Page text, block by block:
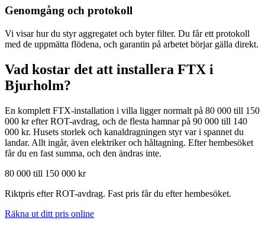
Genomgång och protokoll
Vi visar hur du styr aggregatet och byter filter. Du får ett protokoll
med de uppmätta flödena, och garantin på arbetet börjar gälla direkt.
Vad kostar det att installera FTX i
Bjurholm?
En komplett FTX-installation i villa ligger normalt på 80 000 till 150
000 kr efter ROT-avdrag, och de flesta hamnar på 90 000 till 140
000 kr. Husets storlek och kanaldragningen styr var i spannet du
landar. Allt ingår, även elektriker och håltagning. Efter hembesöket
får du en fast summa, och den ändras inte.
80 000 till 150 000 kr
Riktpris efter ROT-avdrag. Fast pris får du efter hembesöket.
Räkna ut ditt pris online